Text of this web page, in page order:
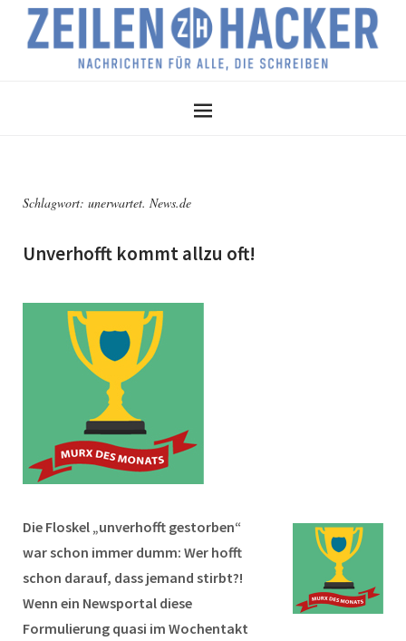
Schlagwort: unerwartet. News.de
Unverhofft kommt allzu oft!
Die Floskel „unverhofft gestorben“
war schon immer dumm: Wer hofft
schon darauf, dass jemand stirbt?!
Wenn ein Newsportal diese
Formulierung quasi im Wochentakt